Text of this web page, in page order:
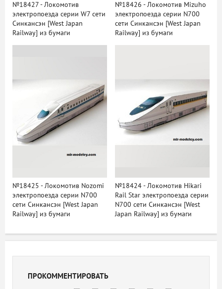
№18427 - Локомотив
электропоезда серии W7 сети
Синкансэн [West Japan
Railway] из бумаги
№18426 - Локомотив Mizuho
электропоезда серии N700
сети Синкансэн [West Japan
Railway] из бумаги
№18425 - Локомотив Nozomi
электропоезда серии N700
сети Синкансэн [West Japan
Railway] из бумаги
№18424 - Локомотив Hikari
Rail Star электропоезда серии
N700 сети Синкансэн [West
Japan Railway] из бумаги
ПРОКОММЕНТИРОВАТЬ